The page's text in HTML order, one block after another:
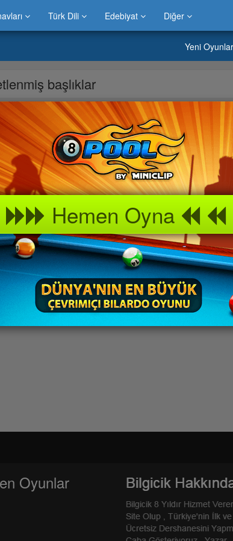
Türk Dili Edebiyat Diğer
Yeni Oyunlar
başlıklar
için Kızgın Boğalar Oyunu Oyunu süper eglenceli Kızgın
ve aileniz ile rahatca oynayabilirsiniz Kızgın Boğalar
yasa uygun oyunlar Kızgın Boğalar Oyunu Oyununu
güzel vakit geçirebilirsiniz. Kızgın Boğalar Oyunu
Oyunlar
Hemen Oyna